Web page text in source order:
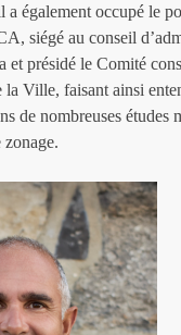
a également occupé le
siégé au conseil
et présidé le Comité
la Ville, faisant ainsi
de nombreuses études
zonage.